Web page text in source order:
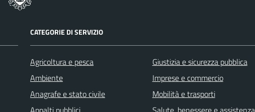
CATEGORIE DI SERVIZIO
Agricoltura e pesca
Ambiente
Anagrafe e stato civile
Giustizia e sicurezza pubblica
Imprese e commercio
Mobilità e trasporti